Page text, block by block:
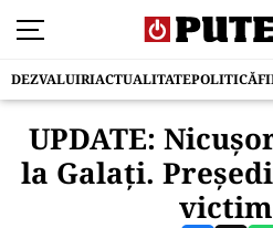
DEZVALUIRIACTUALITATEPOLITICĂ
UPDATE:
la Galați.